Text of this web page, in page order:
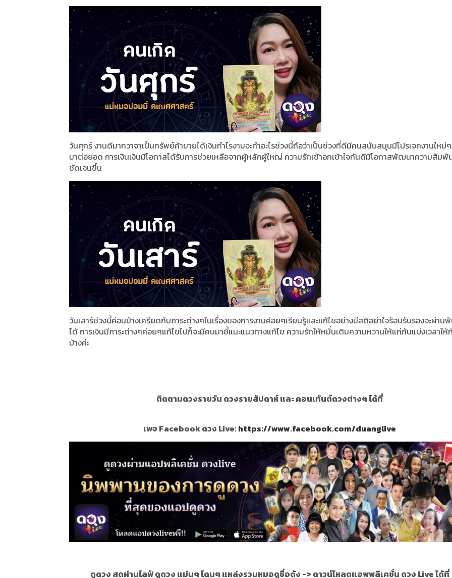
วันศุกร์ งานดีมากวาจาเป็นทรัพย์ค้าขายได้เงินกำไรงามจะทำอะไรช่วงนี้ถือว่าเป็นช่วงที่ดีมีคนสนับสนุนมีโปรเจคงานใหม่ๆ
มาต่อยอด การเงินเงินมีโอกาสได้รับการช่วยเหลือจากผู้หลักผู้ใหญ่ ความรักเข้าอกเข้าใจกันดีมีโอกาสพัฒนาความสัมพั
ชัดเจนขึ้น
วันเสาร์ช่วงนี้ค่อนข้างเครียดกับภาระต่างๆในเรื่องของการงานค่อยๆเรียนรู้และแก้ไขอย่างมีสติอย่าใจร้อนรับรองจะผ่าน
ได้ การเงินมีภาระต่างๆค่อยๆแก้ไขไปก็จะมีคนมาชี้แนะแนวทางแก้ไข ความรักให้หมั่นเติมความหวานให้แก่กันแบ่งเวลาให้
บ้างค่ะ
ติดตามดวงรายวัน ดวงรายสัปดาห์ และ คอนเท้นต์ดวงต่างๆ ได้ที่
เพจ Facebook ดวง Live:https://www.facebook.com/duanglive
ดูดวง สดผ่านไลฟ์ ดูดวง แม่นๆ โดนๆ แหล่งรวมหมอดูชื่อดัง -> ดาวน์โหลดแอพพลิเคชั่น ดวง Live ได้ที่